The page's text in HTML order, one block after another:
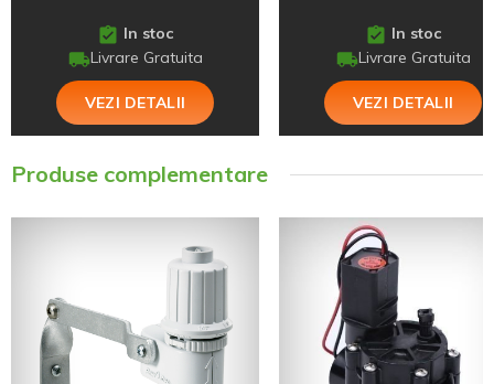
In stoc
Livrare Gratuita
VEZI DETALII
In stoc
Livrare Gratuita
VEZI DETALII
Produse complementare